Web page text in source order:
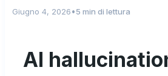
Giugno 4, 2026•5 min di lettura
AI